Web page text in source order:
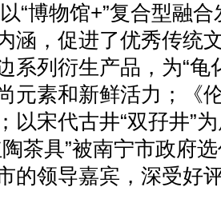
“博物馆+”复合型融
涵，促进了优秀传统
系列衍生产品，为“龟
元素和新鲜活力；《
以宋代古井“双孖井”
茶具”被南宁市政府
的领导嘉宾，深受好